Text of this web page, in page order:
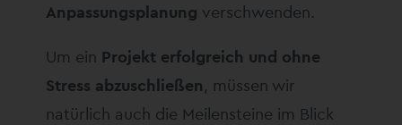
Anpassungsplanung verschwenden.
Um ein Projekt erfolgreich und ohne
Stress abzuschließen, müssen wir
natürlich auch die Meilensteine im Blick